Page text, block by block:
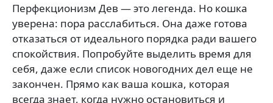
Перфекционизм Дев — это легенда. Но кошка
уверена: пора расслабиться. Она даже готова
отказаться от идеального порядка ради вашего
спокойствия. Попробуйте выделить время для
себя, даже если список новогодних дел еще не
закончен. Прямо как ваша кошка, которая
всегда знает, когда нужно остановиться и